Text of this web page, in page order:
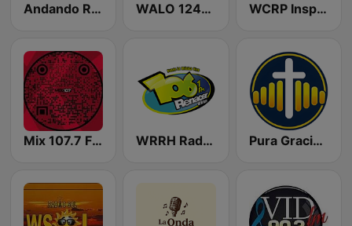
Andando Radio WALO 1240 AM WCRP Inspira 88.1 FM
Mix 107.7 FM WRRH Radio Renacer 106.1 FM Pura Gracia - WRPG-DB